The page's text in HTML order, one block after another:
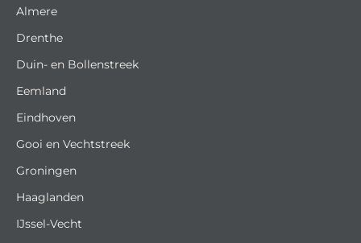
Almere
Drenthe
Duin- en Bollenstreek
Eemland
Eindhoven
Gooi en Vechtstreek
Groningen
Haaglanden
IJssel-Vecht